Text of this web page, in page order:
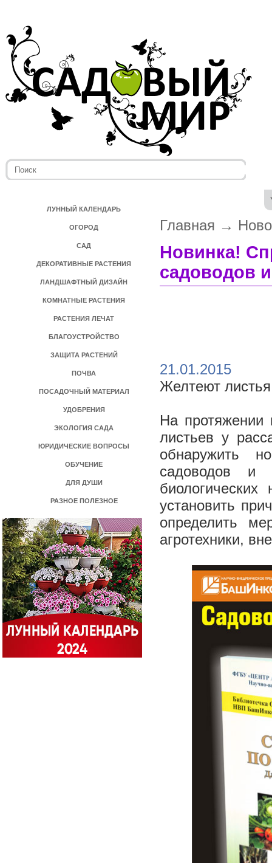
ЛУННЫЙ КАЛЕНДАРЬ
ОГОРОД
САД
ДЕКОРАТИВНЫЕ РАСТЕНИЯ
ЛАНДШАФТНЫЙ ДИЗАЙН
КОМНАТНЫЕ РАСТЕНИЯ
РАСТЕНИЯ ЛЕЧАТ
БЛАГОУСТРОЙСТВО
ЗАЩИТА РАСТЕНИЙ
ПОЧВА
ПОСАДОЧНЫЙ МАТЕРИАЛ
УДОБРЕНИЯ
ЭКОЛОГИЯ САДА
ЮРИДИЧЕСКИЕ ВОПРОСЫ
ОБУЧЕНИЕ
ДЛЯ ДУШИ
РАЗНОЕ ПОЛЕЗНОЕ
Главная →
Новинка!
садоводов
21.01.2015
Желтеют
На протяжении
листьев у
обнаружить
садоводов и
установить
определить
агротехники,